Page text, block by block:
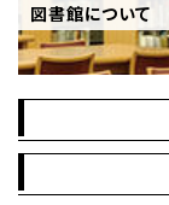
図書館について